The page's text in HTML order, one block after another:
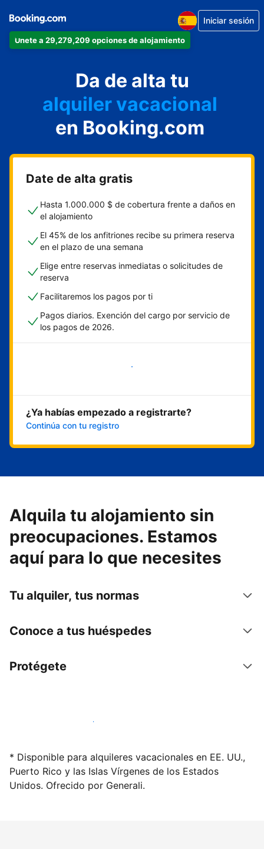
Únete a 29,279,209 opciones de alojamiento
Iniciar sesión
Da de alta tu
apartamento
hotel
alquiler vacacional
hostal o pensión
casa rural
en Booking.com
Date de alta gratis
Hasta 1.000.000 $ de cobertura frente a daños en
el alojamiento
El 45% de los anfitriones recibe su primera reserva
en el plazo de una semana
Elige entre reservas inmediatas o solicitudes de
reserva
Facilitaremos los pagos por ti
Pagos diarios. Exención del cargo por servicio de
los pagos de 2026.
Empieza ahora
¿Ya habías empezado a registrarte?
Continúa con tu registro
Alquila tu alojamiento sin
preocupaciones. Estamos
aquí para lo que necesites
Tu alquiler, tus normas
Conoce a tus huéspedes
Protégete
Alquila tu alojamiento hoy mismo
* Disponible para alquileres vacacionales en EE. UU.,
Puerto Rico y las Islas Vírgenes de los Estados
Unidos. Ofrecido por Generali.